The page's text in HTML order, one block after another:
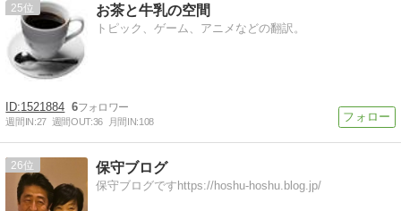
25 お茶と牛乳の空間
トピック、ゲーム、アニメなどの翻訳。
1521884 6
週間IN:27 週間OUT:36 月間IN:108
26 保守ブログ
保守ブログですhttps://hoshu-hoshu.blog.jp/